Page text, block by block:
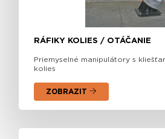
RÁFIKY KOLIES / OTÁČANIE
Priemyselné manipulátory s
kolies
ZOBRAZIT